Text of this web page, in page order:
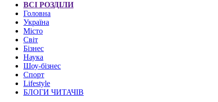
ВСІ РОЗДІЛИ
Головна
Україна
Місто
Світ
Бізнес
Наука
Шоу-бізнес
Спорт
Lifestyle
БЛОГИ ЧИТАЧІВ